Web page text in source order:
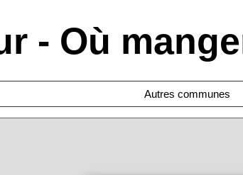
- Où
Autres communes